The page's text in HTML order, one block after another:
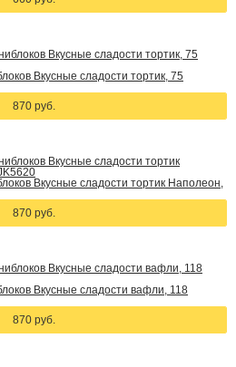
Вкусные сладости тортик, 75
870 руб.
Вкусные сладости тортик Наполеон,
870 руб.
Вкусные сладости вафли, 118
870 руб.